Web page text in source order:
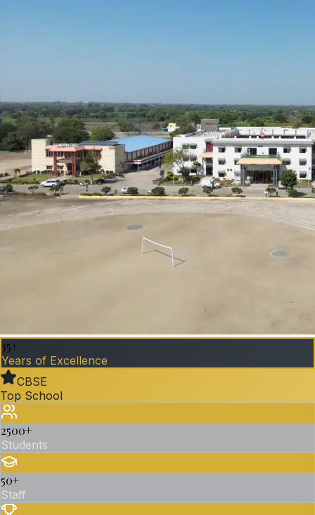
35+
Years of Excellence
CBSE
Top School
2500+
Students
50+
Staff